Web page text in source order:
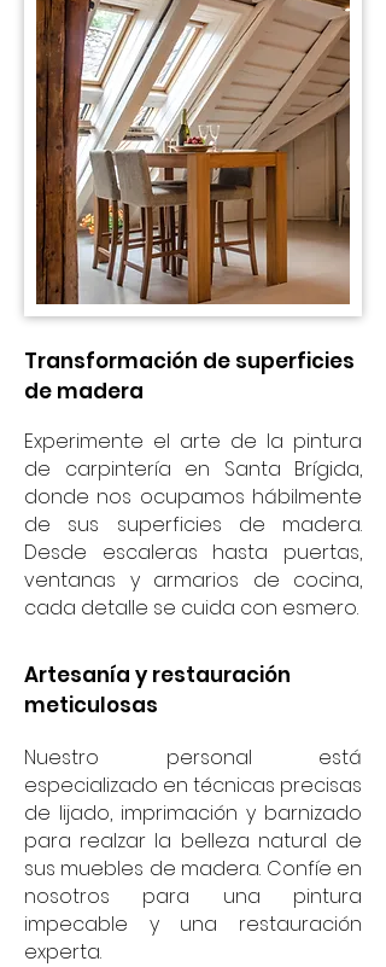
Transformación de superficies
de madera
Experimente el arte de la pintura
de carpintería en Santa Brígida,
donde nos ocupamos hábilmente
de sus superficies de madera.
Desde escaleras hasta puertas,
ventanas y armarios de cocina,
cada detalle se cuida con esmero.
Artesanía y restauración
meticulosas
Nuestro personal está
especializado en técnicas precisas
de lijado, imprimación y barnizado
para realzar la belleza natural de
sus muebles de madera. Confíe en
nosotros para una pintura
impecable y una restauración
experta.